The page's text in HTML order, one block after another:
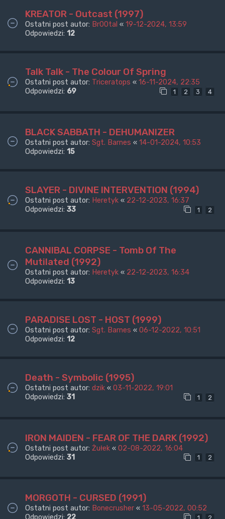
KREATOR - Outcast (1997)
Ostatni post autor: Br00tal « 19-12-2024, 13:59
Odpowiedzi: 12
Talk Talk - The Colour Of Spring
Ostatni post autor: Triceratops « 16-11-2024, 22:35
Odpowiedzi: 69 1 2 3 4
BLACK SABBATH - DEHUMANIZER
Ostatni post autor: Sgt. Barnes « 14-01-2024, 10:53
Odpowiedzi: 15
SLAYER - DIVINE INTERVENTION (1994)
Ostatni post autor: Heretyk « 22-12-2023, 16:37
Odpowiedzi: 33 1 2
CANNIBAL CORPSE - Tomb Of The
Mutilated (1992)
Ostatni post autor: Heretyk « 22-12-2023, 16:34
Odpowiedzi: 13
PARADISE LOST - HOST (1999)
Ostatni post autor: Sgt. Barnes « 06-12-2022, 10:51
Odpowiedzi: 12
Death - Symbolic (1995)
Ostatni post autor: dzik « 03-11-2022, 19:01
Odpowiedzi: 31 1 2
IRON MAIDEN - FEAR OF THE DARK (1992)
Ostatni post autor: Żułek « 02-08-2022, 16:04
Odpowiedzi: 31 1 2
MORGOTH - CURSED (1991)
Ostatni post autor: Bonecrusher « 13-05-2022, 00:52